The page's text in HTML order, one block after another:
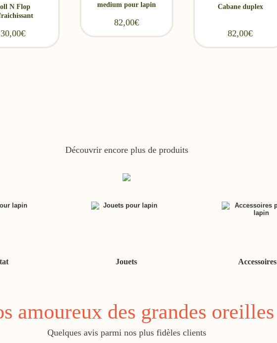
29,90€
N Flop
30,00€
medium pour lapin
82,00€
Cabane duplex
82,00€
Découvrir encore plus de produits
Jouets Accessoires
amoureux des grandes oreilles
Quelques avis parmi nos plus fidèles clients